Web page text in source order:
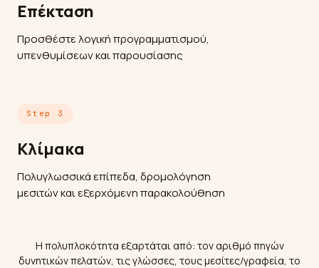
Επέκταση
Προσθέστε λογική προγραμματισμού,
υπενθυμίσεων και παρουσίασης
Step 3
Κλίμακα
Πολυγλωσσικά επίπεδα, δρομολόγηση
μεσιτών και εξερχόμενη παρακολούθηση
Η πολυπλοκότητα εξαρτάται από: τον αριθμό πηγών
δυνητικών πελατών, τις γλώσσες, τους μεσίτες/γραφεία, το